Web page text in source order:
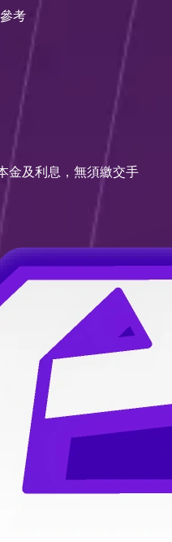
考
金及利息，無須繳交手